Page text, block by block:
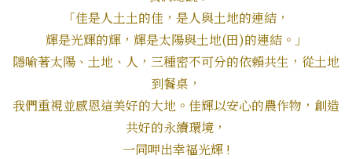
「佳是人土土的佳，是人與土地的連結，
輝是光輝的輝，輝是太陽與土地(田)的連結。」
隱喻著太陽、土地、人，三種密不可分的依賴共生，從土地
到餐桌，
我們重視並感恩這美好的大地。佳輝以安心的農作物，創造
共好的永續環境，
一同呷出幸福光輝 !